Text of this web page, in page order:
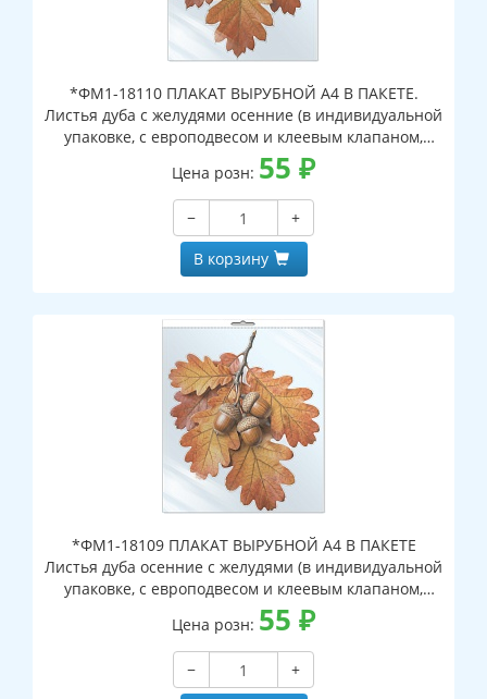
*ФМ1-18110 ПЛАКАТ ВЫРУБНОЙ А4 В ПАКЕТЕ.
Листья дуба с желудями осенние (в индивидуальной
упаковке, с европодвесом и клеевым клапаном,
двухсторонний, ВД-лак)
Цена розн: 55 ₽
−
+
В корзину
*ФМ1-18109 ПЛАКАТ ВЫРУБНОЙ А4 В ПАКЕТЕ
Листья дуба осенние с желудями (в индивидуальной
упаковке, с европодвесом и клеевым клапаном,
двухсторонний, ВД-лак)
Цена розн: 55 ₽
−
+